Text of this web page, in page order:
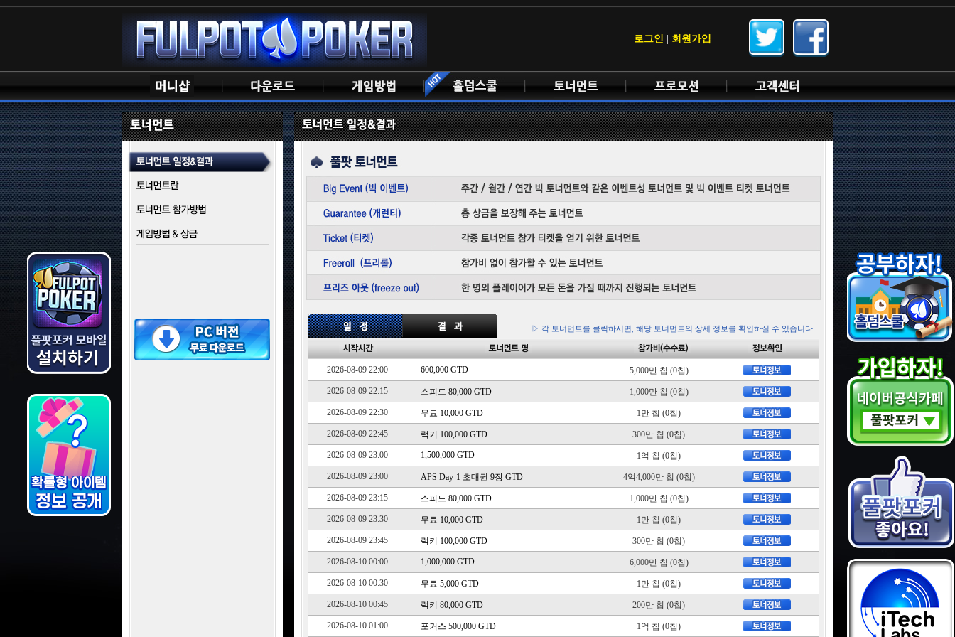
로그인 회원가입
▷ 각 토너먼트를 클릭하시면, 해당 토너먼트의 상세 정보를 확인하실 수 있습니다.
2026-08-09 22:00 600,000 GTD 5,000만 칩 (0칩)
2026-08-09 22:15 스피드 80,000 GTD 1,000만 칩 (0칩)
2026-08-09 22:30 무료 10,000 GTD 1만 칩 (0칩)
2026-08-09 22:45 럭키 100,000 GTD 300만 칩 (0칩)
2026-08-09 23:00 1,500,000 GTD 1억 칩 (0칩)
2026-08-09 23:00 APS Day-1 초대권 9장 GTD 4억4,000만 칩 (0칩)
2026-08-09 23:15 스피드 80,000 GTD 1,000만 칩 (0칩)
2026-08-09 23:30 무료 10,000 GTD 1만 칩 (0칩)
2026-08-09 23:45 럭키 100,000 GTD 300만 칩 (0칩)
2026-08-10 00:00 1,000,000 GTD 6,000만 칩 (0칩)
2026-08-10 00:30 무료 5,000 GTD 1만 칩 (0칩)
2026-08-10 00:45 럭키 80,000 GTD 200만 칩 (0칩)
2026-08-10 01:00 포커스 500,000 GTD 1억 칩 (0칩)